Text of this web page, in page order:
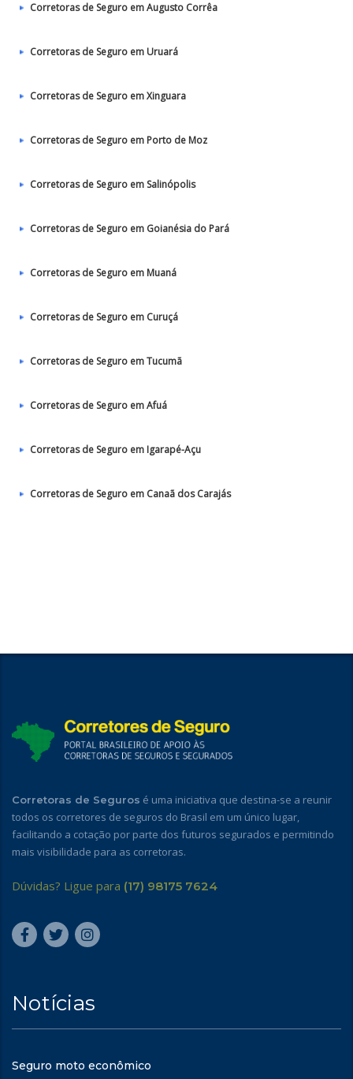
Corretoras de Seguro em Augusto Corrêa
Corretoras de Seguro em Uruará
Corretoras de Seguro em Xinguara
Corretoras de Seguro em Porto de Moz
Corretoras de Seguro em Salinópolis
Corretoras de Seguro em Goianésia do Pará
Corretoras de Seguro em Muaná
Corretoras de Seguro em Curuçá
Corretoras de Seguro em Tucumã
Corretoras de Seguro em Afuá
Corretoras de Seguro em Igarapé-Açu
Corretoras de Seguro em Canaã dos Carajás
Corretoras de Seguros é uma iniciativa que destina-se a reunir
todos os corretores de seguros do Brasil em um único lugar,
facilitando a cotação por parte dos futuros segurados e permitindo
mais visibilidade para as corretoras.
Dúvidas? Ligue para (17) 98175 7624
Notícias
Seguro moto econômico